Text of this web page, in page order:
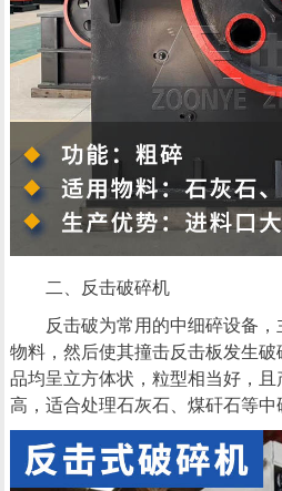
二、反击破碎机
反击破为常用的中细碎设备
物料，然后使其撞击反击板发生
品均呈立方体状，粒型相当好，
高，适合处理石灰石、煤矸石等中